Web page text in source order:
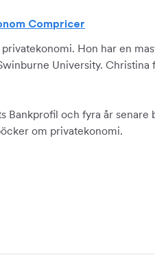
Compricer
Hon har en
University.
Bankprofil och fyra år
om privatekonomi.